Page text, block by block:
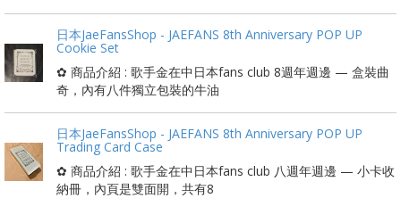
日本JaeFansShop - JAEFANS 8th Anniversary POP UP
Cookie Set
✿ 商品介紹 : 歌手金在中日本fans club 8週年週邊 — 盒裝曲
奇，內有八件獨立包裝的牛油
日本JaeFansShop - JAEFANS 8th Anniversary POP UP
Trading Card Case
✿ 商品介紹 : 歌手金在中日本fans club 八週年週邊 — 小卡收
納冊，內頁是雙面開，共有8